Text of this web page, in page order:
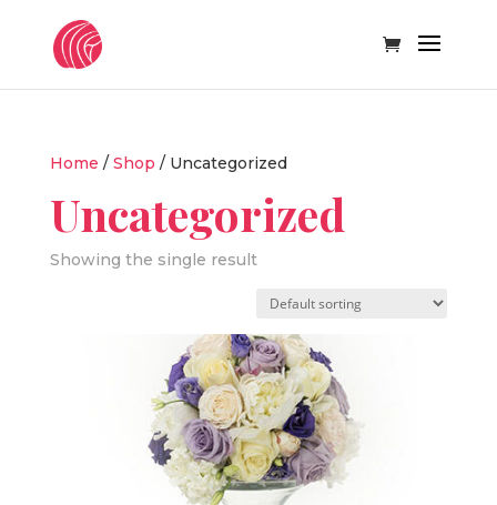
Home / Shop / Uncategorized
Uncategorized
Showing the single result